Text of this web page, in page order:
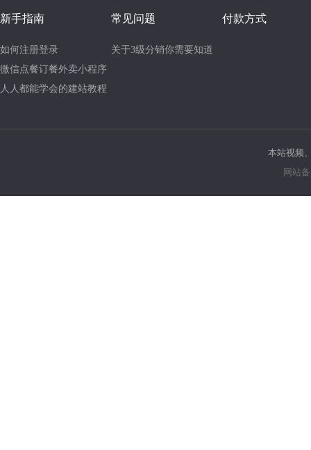
新手指南
如何注册登录
常见问题 付款方式
本站视频
网站